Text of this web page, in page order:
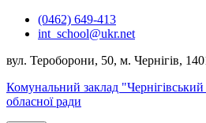
Перейти(0462) 649-413
int_school@ukr.net
вул. Тероборони, 50, м. Чернігів,
Комунальний заклад "Чернігівський
обласної ради